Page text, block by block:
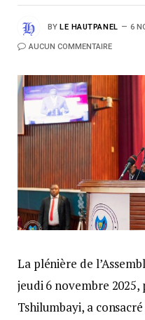
BY LE HAUTPANEL 6
AUCUN COMMENTAIRE
La plénière de
jeudi 6 novembre 2025,
Tshilumbayi, a